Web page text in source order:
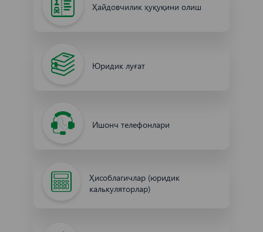
Ҳайдовчилик ҳуқуқини олиш
Юридик луғат
Ишонч телефонлари
Ҳисоблагичлар (юридик
калькуляторлар)